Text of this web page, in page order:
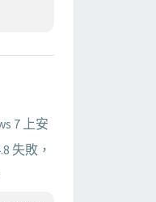
7 上安
失敗，